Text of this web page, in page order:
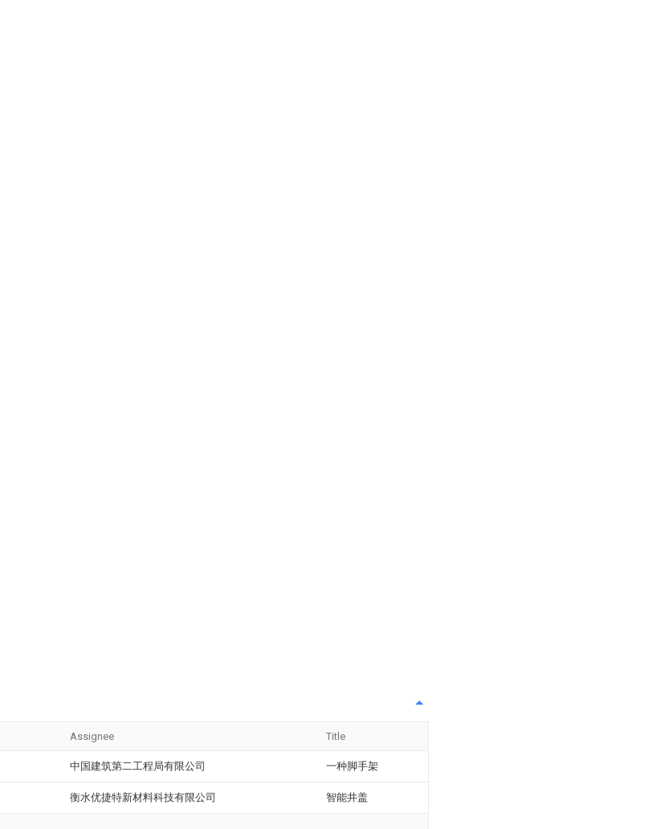
Assignee Title
中国建筑第二工程局有限公司 一种脚手架
衡水优捷特新材料科技有限公司 智能井盖